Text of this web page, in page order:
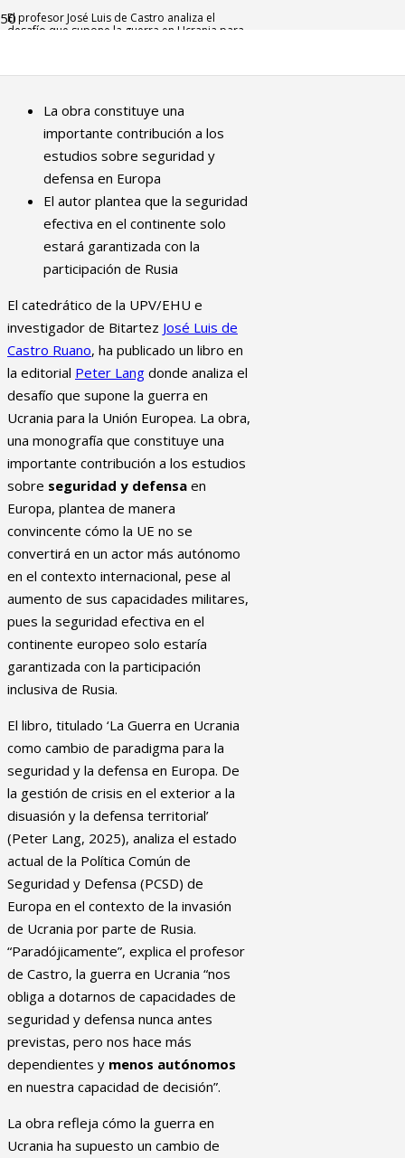
El profesor José Luis de Castro analiza el
desafío que supone la guerra en Ucrania para
La obra constituye una
importante contribución a los
estudios sobre seguridad y
defensa en Europa
El autor plantea que la seguridad
efectiva en el continente solo
estará garantizada con la
participación de Rusia
El catedrático de la UPV/EHU e
investigador de Bitartez José Luis de
Castro Ruano, ha publicado un libro en
la editorial Peter Lang donde analiza el
desafío que supone la guerra en
Ucrania para la Unión Europea. La obra,
una monografía que constituye una
importante contribución a los estudios
sobre seguridad y defensa en
Europa, plantea de manera
convincente cómo la UE no se
convertirá en un actor más autónomo
en el contexto internacional, pese al
aumento de sus capacidades militares,
pues la seguridad efectiva en el
continente europeo solo estaría
garantizada con la participación
inclusiva de Rusia.
El libro, titulado ‘La Guerra en Ucrania
como cambio de paradigma para la
seguridad y la defensa en Europa. De
la gestión de crisis en el exterior a la
disuasión y la defensa territorial’
(Peter Lang, 2025), analiza el estado
actual de la Política Común de
Seguridad y Defensa (PCSD) de
Europa en el contexto de la invasión
de Ucrania por parte de Rusia.
“Paradójicamente”, explica el profesor
de Castro, la guerra en Ucrania “nos
obliga a dotarnos de capacidades de
seguridad y defensa nunca antes
previstas, pero nos hace más
dependientes y menos autónomos
en nuestra capacidad de decisión”.
La obra refleja cómo la guerra en
Ucrania ha supuesto un cambio de